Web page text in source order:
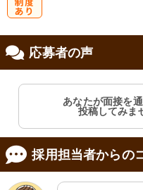
応募者の声
あなたが面接を
投稿してみま
採用担当者からの